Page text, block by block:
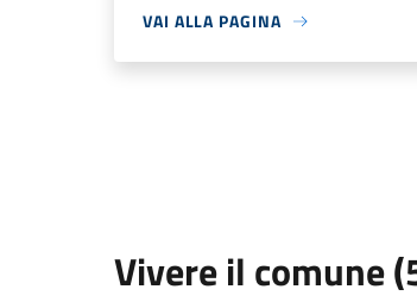
VAI ALLA PAGINA
Vivere il comune